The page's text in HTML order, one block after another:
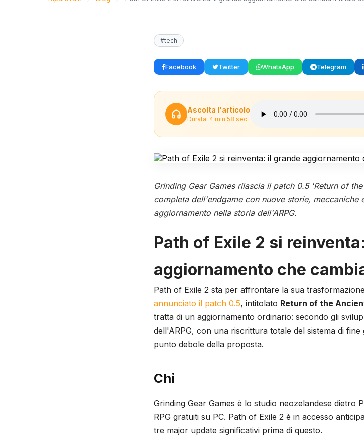
#tech
Facebook Twitter WhatsApp Telegram
Ascolta l'articolo
Durata: 4 min 58 sec
Grinding Gear Games rilascia il patch 0.5 'Return of
completa dell'endgame con nuove storie, meccaniche
aggiornamento nella storia dell'ARPG.
Path of Exile 2 si
aggiornamento che
Path of Exile 2 sta per affrontare la sua
annunciato il patch 0.5, intitolato Return of the
tratta di un aggiornamento ordinario: secondo gli
dell'ARPG, con una riscrittura totale del sistema di
punto debole della proposta.
Chi
Grinding Gear Games è lo studio neozelandese dietro
RPG gratuiti su PC. Path of Exile 2 è in accesso
tre major update significativi prima di questo.